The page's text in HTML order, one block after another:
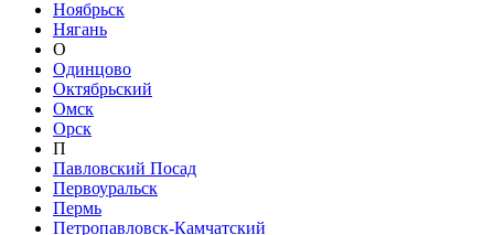
Ноябрьск
Нягань
О
Одинцово
Октябрьский
Омск
Орск
П
Павловский Посад
Первоуральск
Пермь
Петропавловск-Камчатский